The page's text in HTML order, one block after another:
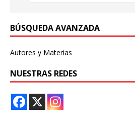
BÚSQUEDA AVANZADA
Autores y Materias
NUESTRAS REDES